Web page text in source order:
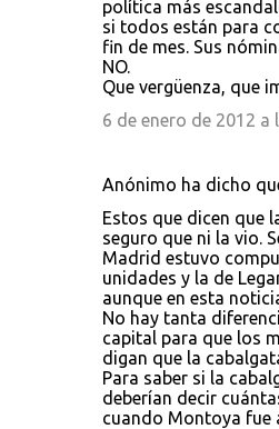
política más
si todos están para
fin de mes. Sus
NO.
Que vergüenza, que
6 de enero de 2012 a
Anónimo ha dicho
Estos que dicen que
seguro que ni la vio.
Madrid estuvo
unidades y la de
aunque en esta
No hay tanta
capital para que los
digan que la
Para saber si la
deberían decir
cuando Montoya fue